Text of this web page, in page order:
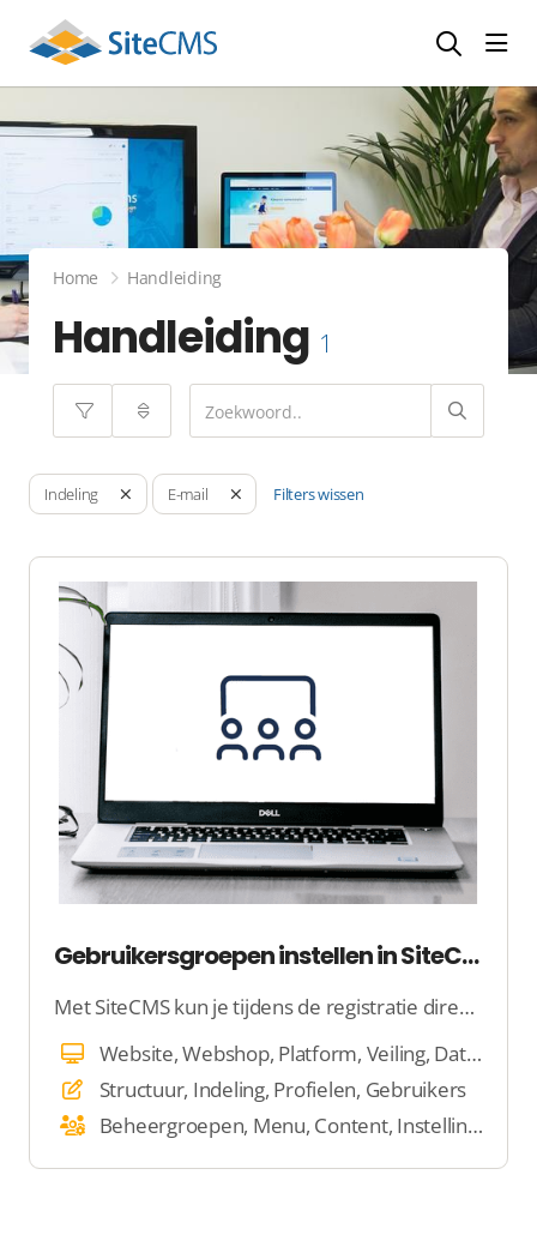
Home Handleiding
Handleiding 1
Indeling E-mail Filters wissen
Gebruikersgroepen instellen in SiteCMS
Met SiteCMS kun je tijdens de registratie direct specifieke informatie van gebruikers verzamelen, zodat ze meteen aan de slag kunnen. Door gebruikers in te delen in groepen, kun je eenvoudig bepalen wie toegang krijgt tot bepaalde content en functies.
Website, Webshop, Platform, Veiling, Dating, E-mail, Beheer
Structuur, Indeling, Profielen, Gebruikers
Beheergroepen, Menu, Content, Instellingen